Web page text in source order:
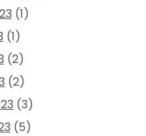
(1)
(1)
(2)
(2)
(3)
(5)